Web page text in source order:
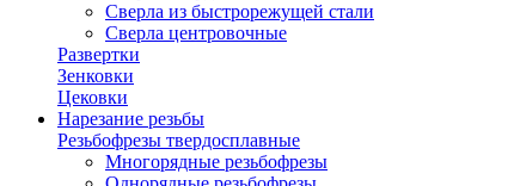
Сверла из быстрорежущей стали
Сверла центровочные
Развертки
Зенковки
Цековки
Нарезание резьбы
Резьбофрезы твердосплавные
Многорядные резьбофрезы